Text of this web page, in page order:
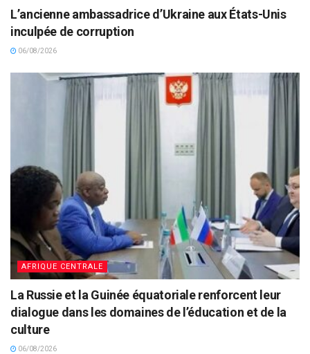
L’ancienne ambassadrice d’Ukraine aux États-Unis
inculpée de corruption
06/08/2026
AFRIQUE CENTRALE
La Russie et la Guinée équatoriale renforcent leur
dialogue dans les domaines de l’éducation et de la
culture
06/08/2026